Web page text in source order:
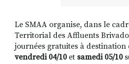
Le SMAA organise, dans le
Territorial des Affluents
journées gratuites à
vendredi 04/10et samedi 05/10